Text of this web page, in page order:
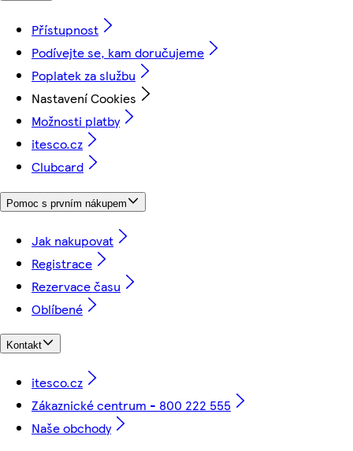
Přístupnost
Podívejte se, kam doručujeme
Poplatek za službu
Nastavení Cookies
Možnosti platby
itesco.cz
Clubcard
Pomoc s prvním nákupem
Jak nakupovat
Registrace
Rezervace času
Oblíbené
Kontakt
itesco.cz
Zákaznické centrum - 800 222 555
Naše obchody